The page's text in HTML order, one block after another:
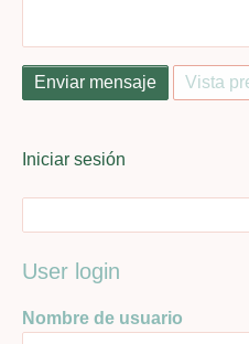
User
menu
Iniciar sesión
User login
Nombre de usuario